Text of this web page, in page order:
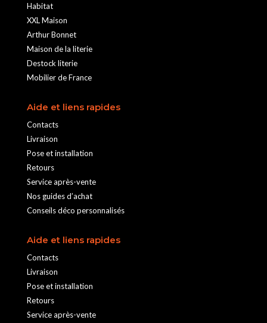
Habitat
XXL Maison
Arthur Bonnet
Maison de la literie
Destock literie
Mobilier de France
Aide et liens rapides
Contacts
Livraison
Pose et installation
Retours
Service après-vente
Nos guides d’achat
Conseils déco personnalisés
Aide et liens rapides
Contacts
Livraison
Pose et installation
Retours
Service après-vente